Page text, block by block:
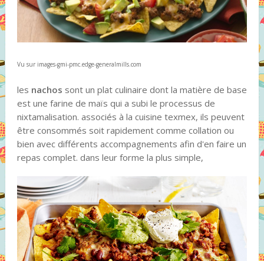
Vu sur images-gmi-pmc.edge-generalmills.com
les nachos sont un plat culinaire dont la matière de base
est une farine de maïs qui a subi le processus de
nixtamalisation. associés à la cuisine texmex, ils peuvent
être consommés soit rapidement comme collation ou
bien avec différents accompagnements afin d'en faire un
repas complet. dans leur forme la plus simple,